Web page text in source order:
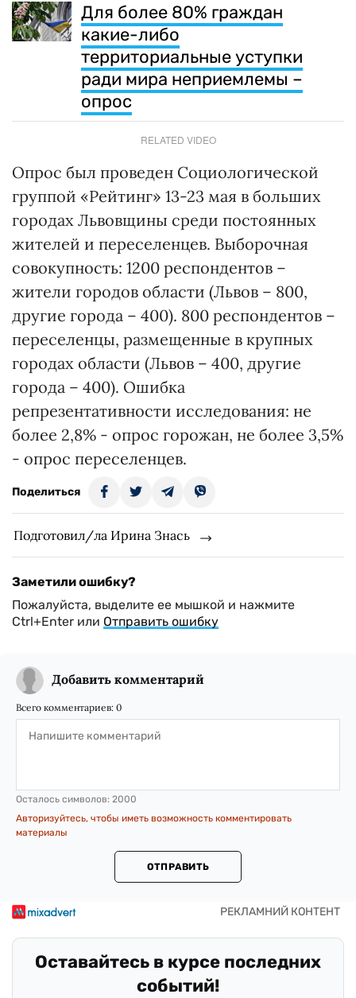
Для более 80% граждан
какие-либо
территориальные уступки
ради мира неприемлемы –
опрос
RELATED VIDEO
Опрос был проведен Социологической
группой «Рейтинг» 13-23 мая в больших
городах Львовщины среди постоянных
жителей и переселенцев. Выборочная
совокупность: 1200 респондентов –
жители городов области (Львов – 800,
другие города – 400). 800 респондентов –
переселенцы, размещенные в крупных
городах области (Львов – 400, другие
города – 400). Ошибка
репрезентативности исследования: не
более 2,8% - опрос горожан, не более 3,5%
- опрос переселенцев.
Поделиться
Подготовил/ла Ирина Знась
Заметили ошибку?
Пожалуйста, выделите ее мышкой и нажмите
Ctrl+Enter или Отправить ошибку
Добавить комментарий
Всего комментариев: 0
Осталось символов: 2000
Авторизуйтесь, чтобы иметь возможность комментировать
материалы
ОТПРАВИТЬ
Оставайтесь в курсе последних
событий!